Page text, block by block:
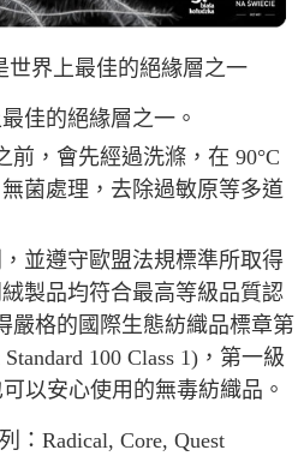
世界上最佳的絕緣層之一
佳的絕緣層之一。
前，會先經過洗滌，在 90°C
菌處理，去除過敏原等多道
並遵守歐盟法規標準所取得
製品均符合最高等級品質認
嚴格的國際生態紡織品標章第
100 Class 1)，第一級
以安心使用的無毒紡織品。
：Radical, Core, Quest